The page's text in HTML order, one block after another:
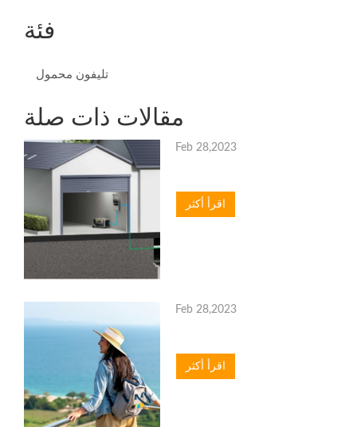
فئة
تليفون محمول
مقالات ذات صلة
Feb 28,2023
اقرأ أكثر
Feb 28,2023
اقرأ أكثر